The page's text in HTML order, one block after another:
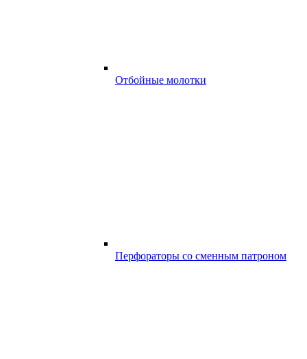
Отбойные молотки
Перфораторы со сменным патроном